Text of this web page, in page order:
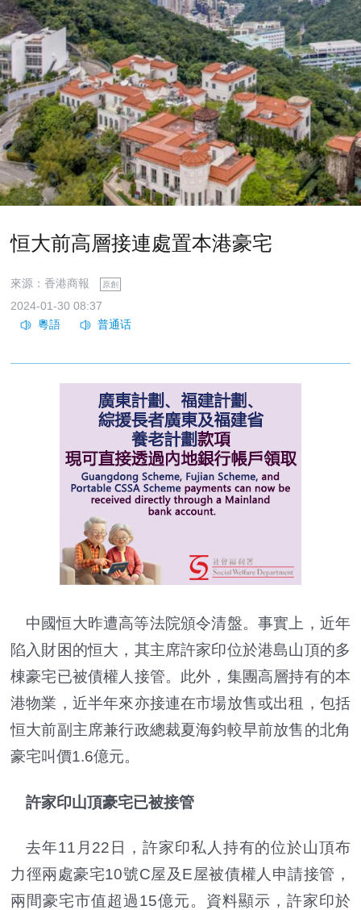
恒大前高層接連處置本港豪宅
來源：香港商報 原創
2024-01-30 08:37
中國恒大昨遭高等法院頒令清盤。事實上，近年
陷入財困的恒大，其主席許家印位於港島山頂的多
棟豪宅已被債權人接管。此外，集團高層持有的本
港物業，近半年來亦接連在市場放售或出租，包括
恒大前副主席兼行政總裁夏海鈞較早前放售的北角
豪宅叫價1.6億元。
許家印山頂豪宅已被接管
去年11月22日，許家印私人持有的位於山頂布
力徑兩處豪宅10號C屋及E屋被債權人申請接管，
兩間豪宅市值超過15億元。資料顯示，許家印於